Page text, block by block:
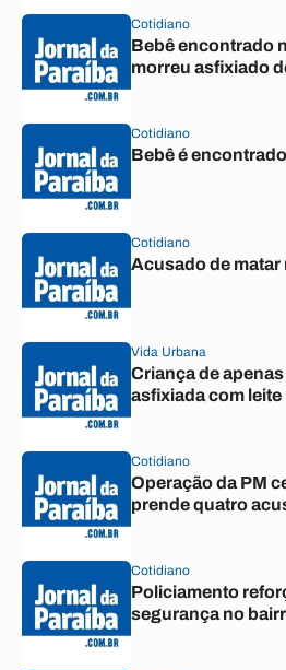
Cotidiano
Bebê encontrado
morreu asfixiado
Cotidiano
Bebê é
Cotidiano
Acusado de matar
Vida Urbana
Criança de
asfixiada com leite
Cotidiano
Operação da PM
prende quatro
Cotidiano
Policiamento
segurança no